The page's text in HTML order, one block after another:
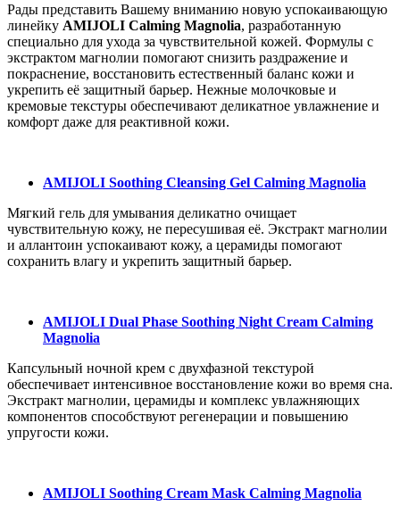
Рады представить Вашему вниманию новую успокаивающую
линейку AMIJOLI Calming Magnolia, разработанную
специально для ухода за чувствительной кожей. Формулы с
экстрактом магнолии помогают снизить раздражение и
покраснение, восстановить естественный баланс кожи и
укрепить её защитный барьер. Нежные молочковые и
кремовые текстуры обеспечивают деликатное увлажнение и
комфорт даже для реактивной кожи.
AMIJOLI Soothing Cleansing Gel Calming Magnolia
Мягкий гель для умывания деликатно очищает
чувствительную кожу, не пересушивая её. Экстракт магнолии
и аллантоин успокаивают кожу, а церамиды помогают
сохранить влагу и укрепить защитный барьер.
AMIJOLI Dual Phase Soothing Night Cream Calming
Magnolia
Капсульный ночной крем с двухфазной текстурой
обеспечивает интенсивное восстановление кожи во время сна.
Экстракт магнолии, церамиды и комплекс увлажняющих
компонентов способствуют регенерации и повышению
упругости кожи.
AMIJOLI Soothing Cream Mask Calming Magnolia